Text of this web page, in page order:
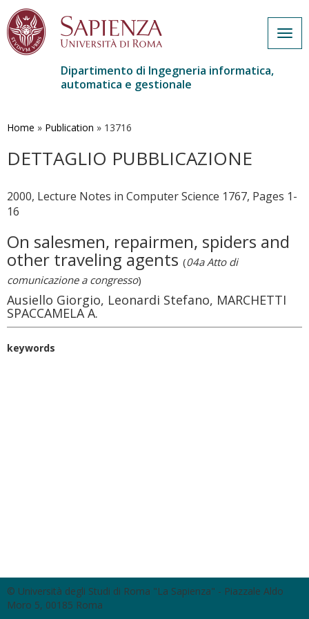
contenuto
Dipartimento di Ingegneria informatica,
automatica e gestionale
Home » Publication » 13716
DETTAGLIO PUBBLICAZIONE
2000, Lecture Notes in Computer Science 1767, Pages 1-
16
On salesmen, repairmen, spiders and
other traveling agents (04a Atto di
comunicazione a congresso)
Ausiello Giorgio, Leonardi Stefano, MARCHETTI
SPACCAMELA A.
keywords
© Università degli Studi di Roma "La Sapienza" - Piazzale Aldo
Moro 5, 00185 Roma